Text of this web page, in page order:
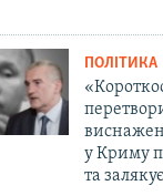
ПОЛІТИКА
у Криму
та